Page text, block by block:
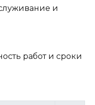
и
работ и сроки